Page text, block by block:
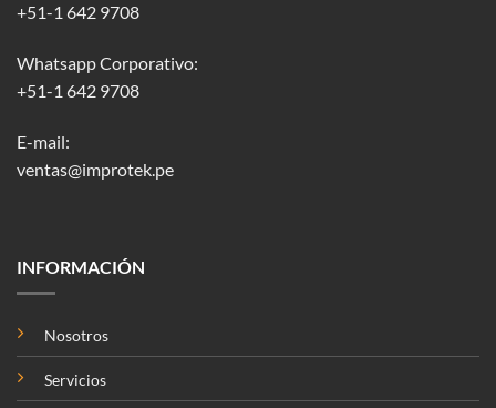
+51-1 642 9708
Whatsapp Corporativo:
+51-1 642 9708
E-mail:
ventas@improtek.pe
INFORMACIÓN
Nosotros
Servicios